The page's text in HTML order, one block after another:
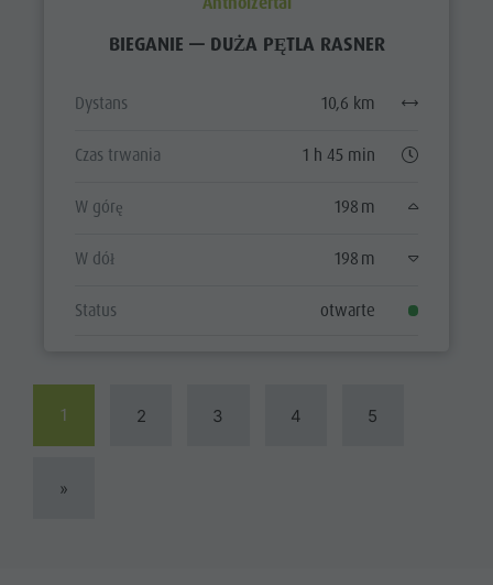
BIEGANIE — DUŻA PĘTLA RASNER
Dystans 10,6 km
Czas trwania 1 h 45 min
W górę 198 m
W dół 198 m
Status otwarte
1 2 3 4 5
»